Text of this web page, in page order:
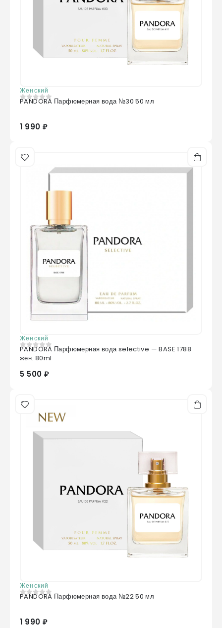
Женский
0 из 5 PANDORA Парфюмерная вода №30 50 мл
1 990 ₽
Женский
0 из 5
PANDORA Парфюмерная вода selective — BASE 1788
жен. 80ml
5 500 ₽
Женский
0 из 5 PANDORA Парфюмерная вода №22 50 мл
1 990 ₽